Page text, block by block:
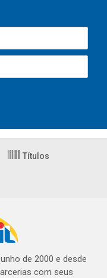
Títulos
de 2000 e desde
com seus